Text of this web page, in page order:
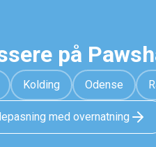
på
Kolding Odense
med overnatning